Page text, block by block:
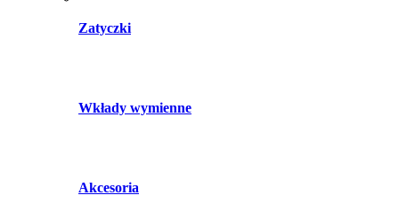
Zatyczki
Wkłady wymienne
Akcesoria